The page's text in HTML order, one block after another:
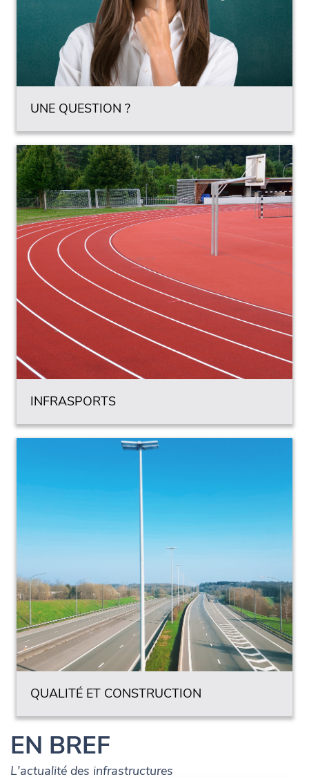
UNE QUESTION ?
INFRASPORTS
QUALITÉ ET CONSTRUCTION
EN BREF
L'actualité des infrastructures